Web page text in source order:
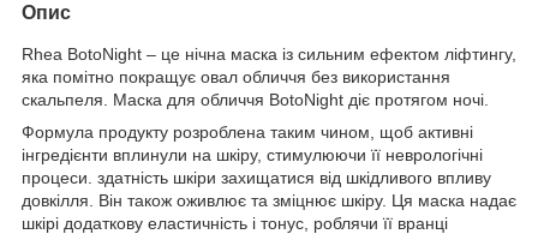
Опис
Rhea BotoNight – це нічна маска із сильним ефектом ліфтингу,
яка помітно покращує овал обличчя без використання
скальпеля. Маска для обличчя BotoNight діє протягом ночі.
Формула продукту розроблена таким чином, щоб активні
інгредієнти вплинули на шкіру, стимулюючи її неврологічні
процеси. здатність шкіри захищатися від шкідливого впливу
довкілля. Він також оживлює та зміцнює шкіру. Ця маска надає
шкірі додаткову еластичність і тонус, роблячи її вранці